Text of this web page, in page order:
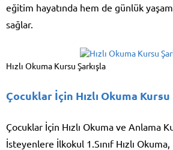
eğitim hayatında hem de günlük
sağlar.
Hızlı Okuma Kursu Şarkışla
Çocuklar İçin Hızlı Okuma Kursu
Çocuklar İçin Hızlı Okuma ve Anlama
İsteyenlere İlkokul 1.Sınıf Hızlı Okuma,